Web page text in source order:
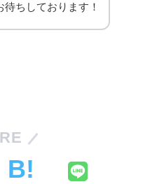
ちしております！